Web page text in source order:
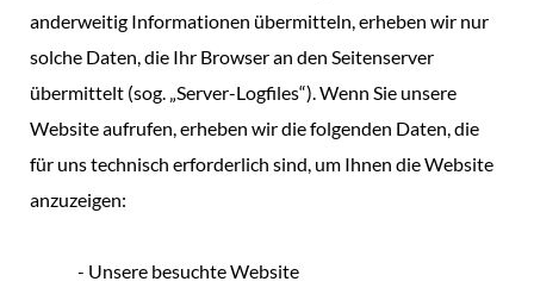
anderweitig Informationen übermitteln, erheben wir nur
solche Daten, die Ihr Browser an den Seitenserver
übermittelt (sog. „Server-Logfiles“). Wenn Sie unsere
Website aufrufen, erheben wir die folgenden Daten, die
für uns technisch erforderlich sind, um Ihnen die Website
anzuzeigen:
- Unsere besuchte Website